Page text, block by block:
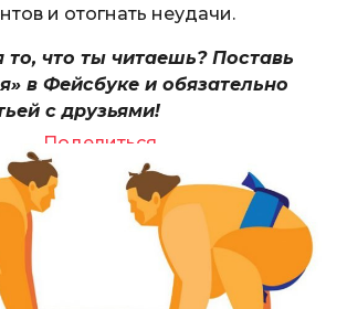
и отогнать неудачи.
то, что ты читаешь? Поставь
в Фейсбуке и обязательно
с друзьями!
Поделиться